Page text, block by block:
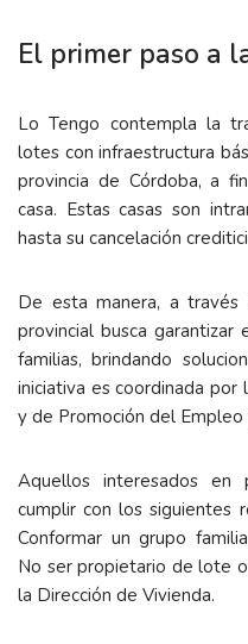
El primer paso a
Lo Tengo contempla la
lotes con infraestructura
provincia de Córdoba, a
casa. Estas casas son
hasta su cancelación
De esta manera, a
provincial busca
familias, brindando
iniciativa es coordinada por
y de Promoción del Empleo
Aquellos interesados en
cumplir con los siguientes
Conformar un grupo
No ser propietario de lote
la Dirección de Vivienda.